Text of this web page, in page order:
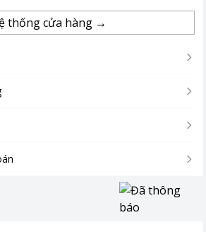
điều chỉnh độ sáng và màu sắc theo
và sáng một cách rõ nét. Mang đến
thống cửa hàng →